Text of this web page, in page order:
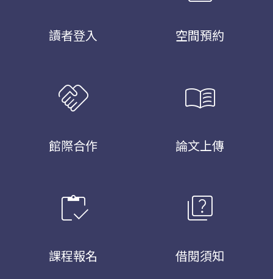
讀者登入 空間預約
handshake
館際合作
menu_book
論文上傳
inventory
課程報名
quiz
借閱須知